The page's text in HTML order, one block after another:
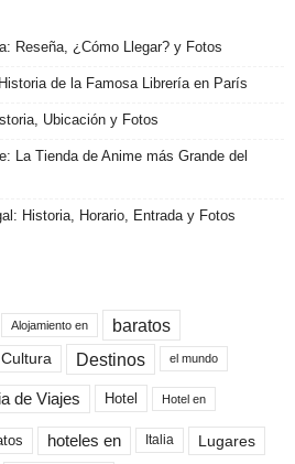
Reseña, ¿Cómo Llegar? y Fotos
de la Famosa Librería en París
Ubicación y Fotos
La Tienda de Anime más Grande del
Historia, Horario, Entrada y Fotos
Alojamiento en baratos
Cultura Destinos el mundo
de Viajes Hotel Hotel en
hoteles en Italia Lugares